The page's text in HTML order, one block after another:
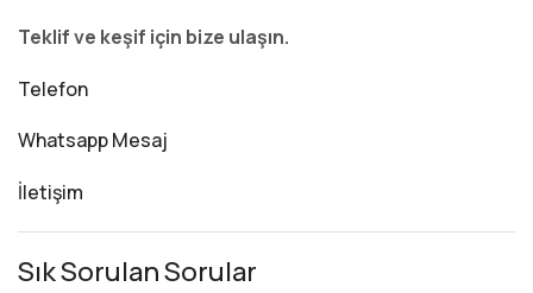
Teklif ve keşif için bize ulaşın.
Telefon
Whatsapp Mesaj
İletişim
Sık Sorulan Sorular